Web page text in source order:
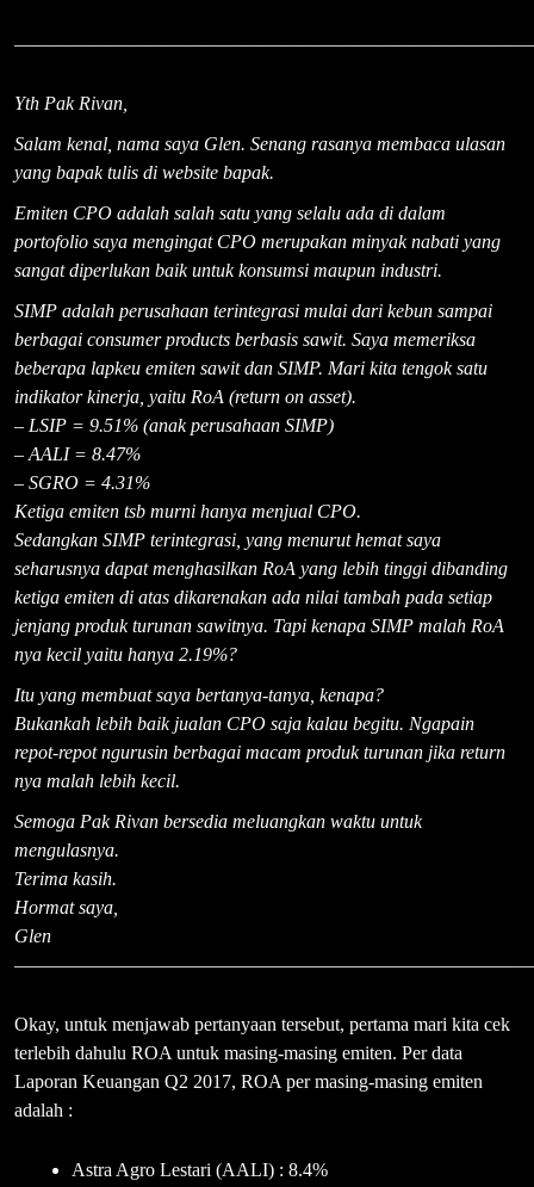
Yth Pak Rivan,
Salam kenal, nama saya Glen. Senang rasanya membaca ulasan
yang bapak tulis di website bapak.
Emiten CPO adalah salah satu yang selalu ada di dalam
portofolio saya mengingat CPO merupakan minyak nabati yang
sangat diperlukan baik untuk konsumsi maupun industri.
SIMP adalah perusahaan terintegrasi mulai dari kebun sampai
berbagai consumer products berbasis sawit. Saya memeriksa
beberapa lapkeu emiten sawit dan SIMP. Mari kita tengok satu
indikator kinerja, yaitu RoA (return on asset).
– LSIP = 9.51% (anak perusahaan SIMP)
– AALI = 8.47%
– SGRO = 4.31%
Ketiga emiten tsb murni hanya menjual CPO.
Sedangkan SIMP terintegrasi, yang menurut hemat saya
seharusnya dapat menghasilkan RoA yang lebih tinggi dibanding
ketiga emiten di atas dikarenakan ada nilai tambah pada setiap
jenjang produk turunan sawitnya. Tapi kenapa SIMP malah RoA
nya kecil yaitu hanya 2.19%?
Itu yang membuat saya bertanya-tanya, kenapa?
Bukankah lebih baik jualan CPO saja kalau begitu. Ngapain
repot-repot ngurusin berbagai macam produk turunan jika return
nya malah lebih kecil.
Semoga Pak Rivan bersedia meluangkan waktu untuk
mengulasnya.
Terima kasih.
Hormat saya,
Glen
Okay, untuk menjawab pertanyaan tersebut, pertama mari kita cek
terlebih dahulu ROA untuk masing-masing emiten. Per data
Laporan Keuangan Q2 2017, ROA per masing-masing emiten
adalah :
Astra Agro Lestari (AALI) : 8.4%